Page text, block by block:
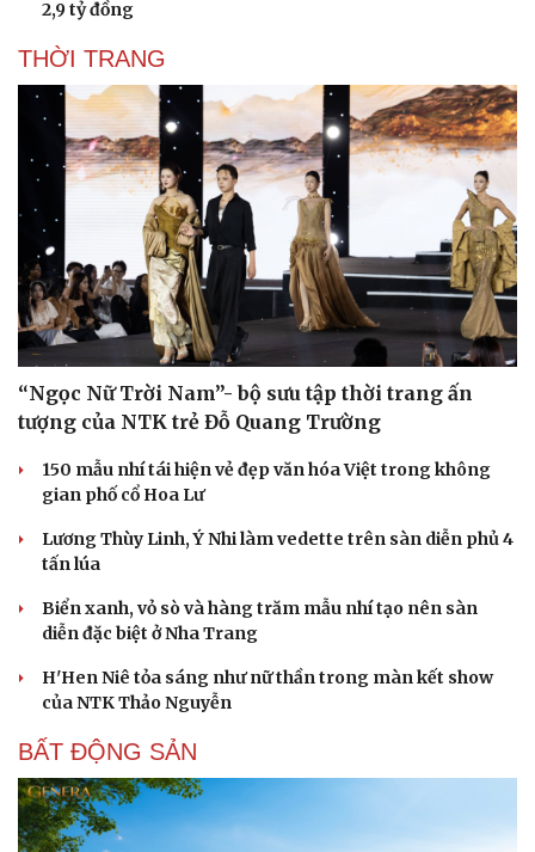
2,9 tỷ đồng
THỜI TRANG
“Ngọc Nữ Trời Nam”- bộ sưu tập thời trang ấn
tượng của NTK trẻ Đỗ Quang Trường
150 mẫu nhí tái hiện vẻ đẹp văn hóa Việt trong không
gian phố cổ Hoa Lư
Lương Thùy Linh, Ý Nhi làm vedette trên sàn diễn phủ 4
tấn lúa
Biển xanh, vỏ sò và hàng trăm mẫu nhí tạo nên sàn
diễn đặc biệt ở Nha Trang
H'Hen Niê tỏa sáng như nữ thần trong màn kết show
của NTK Thảo Nguyễn
BẤT ĐỘNG SẢN